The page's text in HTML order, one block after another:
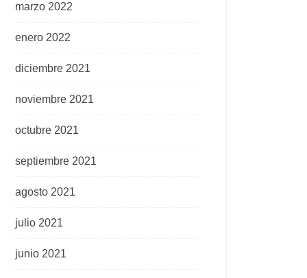
marzo 2022
enero 2022
diciembre 2021
noviembre 2021
octubre 2021
septiembre 2021
agosto 2021
julio 2021
junio 2021